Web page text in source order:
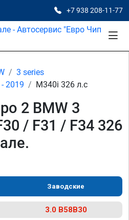
+7 938 208-11-77
3 series
2019
M340i 326 л.с
2 BMW 3
/ F31 / F34 326
Заводские
3.0 B58B30